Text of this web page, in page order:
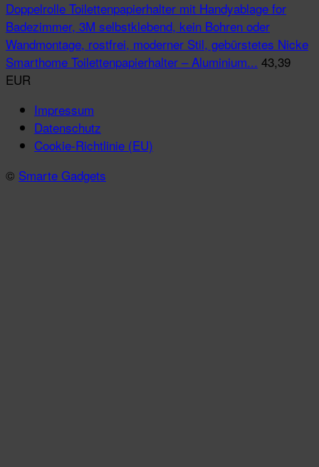
Smarthome Toilettenpapierhalter – Aluminium... 43,39
EUR
Impressum
Datenschutz
Cookie-Richtlinie (EU)
© Smarte Gadgets